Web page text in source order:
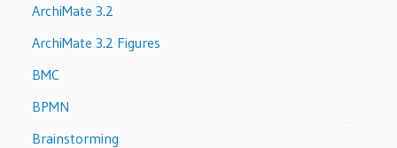
ArchiMate 3.2
ArchiMate 3.2 Figures
BMC
BPMN
Brainstorming